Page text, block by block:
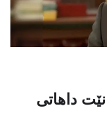
داهاتی